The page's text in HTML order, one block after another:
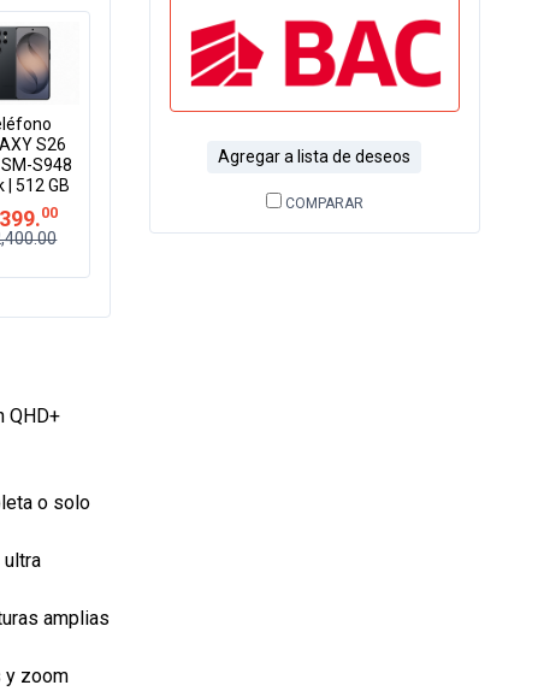
Agregar a lista de deseos
COMPARAR
S26
S948
| 512 GB
00
QHD+
o solo
amplias
y zoom